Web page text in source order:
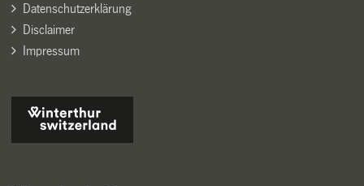
Datenschutzerklärung
Disclaimer
Impressum